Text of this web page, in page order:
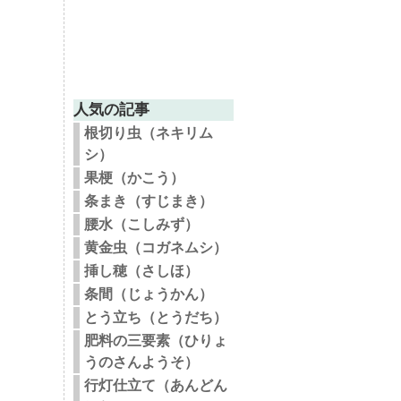
人気の記事
根切り虫（ネキリム
シ）
果梗（かこう）
条まき（すじまき）
腰水（こしみず）
黄金虫（コガネムシ）
挿し穂（さしほ）
条間（じょうかん）
とう立ち（とうだち）
肥料の三要素（ひりょ
うのさんようそ）
行灯仕立て（あんどん